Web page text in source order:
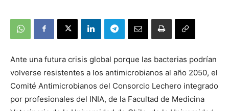
Ante una futura crisis global porque las bacterias podrían
volverse resistentes a los antimicrobianos al año 2050, el
Comité Antimicrobianos del Consorcio Lechero integrado
por profesionales del INIA, de la Facultad de Medicina